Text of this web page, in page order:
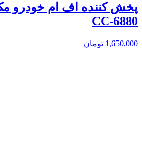
پخش کننده اف ام خودرو
CC-6880
1,650,000 تومان